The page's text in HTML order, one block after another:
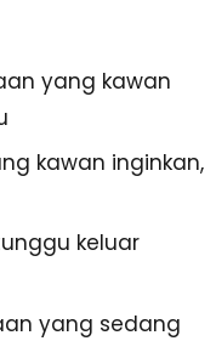
yang kawan
kawan inginkan,
keluar
yang sedang